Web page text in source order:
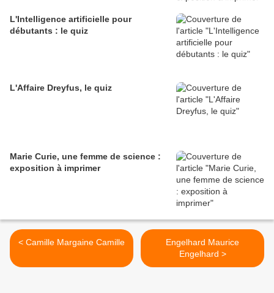
L'Intelligence artificielle pour
débutants : le quiz
L'Affaire Dreyfus, le quiz
Marie Curie, une femme de science :
exposition à imprimer
< Camille Margaine Camille
Engelhard Maurice
Engelhard >